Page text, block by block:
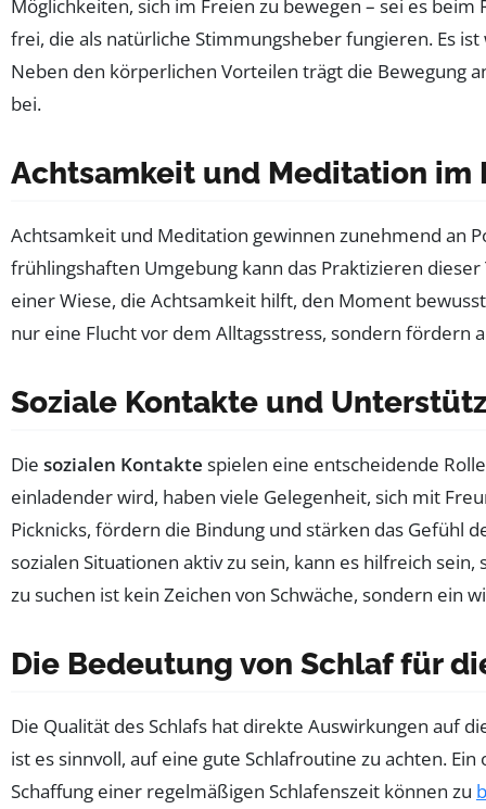
Möglichkeiten, sich im Freien zu bewegen – sei es
frei, die als natürliche Stimmungsheber fungieren. Es
Neben den körperlichen Vorteilen trägt die Bewegung
bei.
Achtsamkeit und Meditation im
Achtsamkeit und Meditation gewinnen zunehmend an
frühlingshaften Umgebung kann das Praktizieren
einer Wiese, die Achtsamkeit hilft, den Moment
nur eine Flucht vor dem Alltagsstress, sondern fördern
Soziale Kontakte und
Die sozialen Kontakte spielen eine entscheidende
einladender wird, haben viele Gelegenheit, sich mit
Picknicks, fördern die Bindung und stärken das Gefühl
sozialen Situationen aktiv zu sein, kann es hilfreich
zu suchen ist kein Zeichen von Schwäche, sondern ein
Die Bedeutung von Schlaf für
Die Qualität des Schlafs hat direkte Auswirkungen auf
ist es sinnvoll, auf eine gute Schlafroutine zu achten.
Schaffung einer regelmäßigen Schlafenszeit können zu